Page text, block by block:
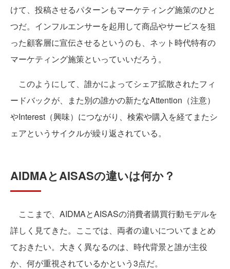
けて、投稿させるパターンもマーケティング施策のひと
つだ。インフルエンサーを起用して商品やサービスを狙
った顧客層に宣伝させるというのも、ネット時代特有の
マーケティング施策といっていいだろう。
このようにして、誰かによってシェア拡散されたフィ
ードバックが、また別の誰かの新たなAttention（注意）
やInterest（興味）につながり、検索や購入を経てまたシ
ェアというサイクルが繰り返されている。
AIDMAとAISASの違いは何か？
ここまで、AIDMAとAISASの消費者購買行動モデルを
詳しく見てきた。ここでは、両者の違いについてまとめ
ておきたい。大きく異なるのは、時代背景と誰が主役
か、何が重視されているかという3点だ。